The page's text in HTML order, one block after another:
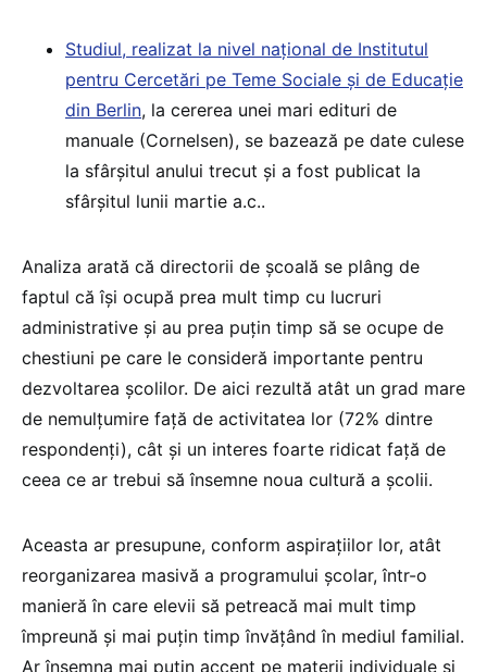
Studiul, realizat la nivel național de Institutul
pentru Cercetări pe Teme Sociale și de Educație
din Berlin, la cererea unei mari edituri de
manuale (Cornelsen), se bazează pe date culese
la sfârșitul anului trecut și a fost publicat la
sfârșitul lunii martie a.c..
Analiza arată că directorii de școală se plâng de
faptul că își ocupă prea mult timp cu lucruri
administrative și au prea puțin timp să se ocupe de
chestiuni pe care le consideră importante pentru
dezvoltarea școlilor. De aici rezultă atât un grad mare
de nemulțumire față de activitatea lor (72% dintre
respondenți), cât și un interes foarte ridicat față de
ceea ce ar trebui să însemne noua cultură a școlii.
Aceasta ar presupune, conform aspirațiilor lor, atât
reorganizarea masivă a programului școlar, într-o
manieră în care elevii să petreacă mai mult timp
împreună și mai puțin timp învățând în mediul familial.
Ar însemna mai puțin accent pe materii individuale și